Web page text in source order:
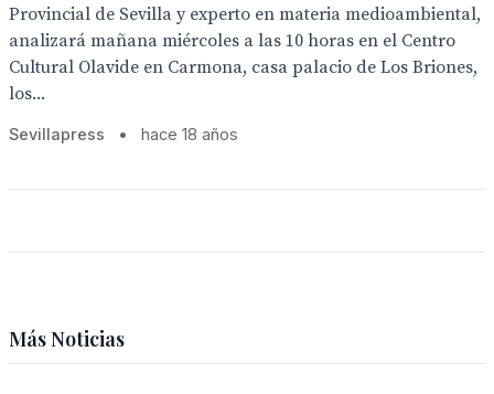
Provincial de Sevilla y experto en materia medioambiental,
analizará mañana miércoles a las 10 horas en el Centro
Cultural Olavide en Carmona, casa palacio de Los Briones,
los...
Sevillapress • hace 18 años
Más Noticias